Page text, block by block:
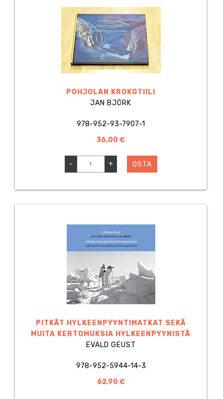
POHJOLAN KROKOTIILI
JAN BJÖRK
978-952-93-7907-1
36,00 €
- + OSTA
PITKÄT HYLKEENPYYNTIMATKAT SEKÄ
MUITA KERTOMUKSIA HYLKEENPYYNISTÄ
EVALD GEUST
978-952-5944-14-3
62,90 €